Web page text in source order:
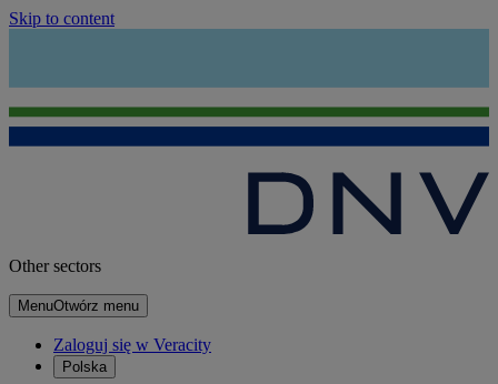
Skip to content
Other sectors
MenuOtwórz menu
Zaloguj się w Veracity
Polska